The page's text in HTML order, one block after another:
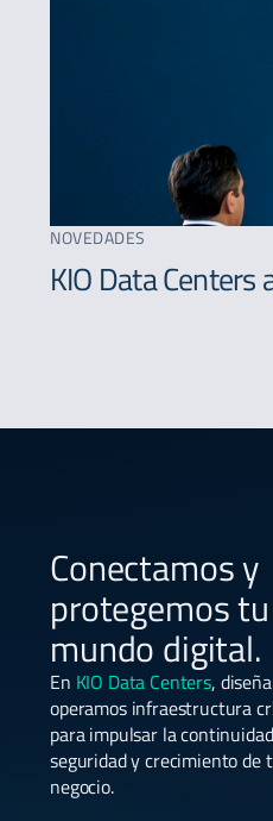
NOVEDADES
KIO Data
Conectamos y
protegemos tu
mundo digital.
En KIO Data Centers,
operamos infraestructura
para impulsar la
seguridad y crecimiento de
negocio.